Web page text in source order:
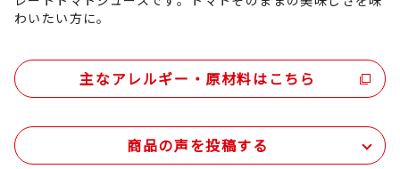
わいたい方に。
主なアレルギー・原材料はこちら
商品の声を投稿する